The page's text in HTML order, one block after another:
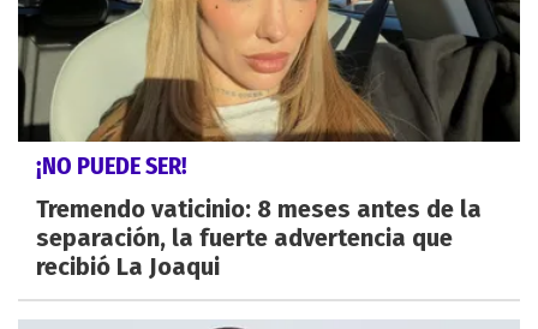
¡NO PUEDE SER!
Tremendo vaticinio: 8 meses antes de la
separación, la fuerte advertencia que
recibió La Joaqui